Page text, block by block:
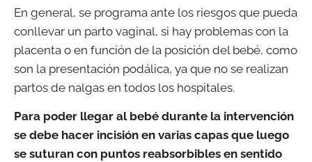
En general, se programa ante los riesgos que pueda
conllevar un parto vaginal, si hay problemas con la
placenta o en función de la posición del bebé, como
son la presentación podálica, ya que no se realizan
partos de nalgas en todos los hospitales.
Para poder llegar al bebé durante la intervención
se debe hacer incisión en varias capas que luego
se suturan con puntos reabsorbibles en sentido